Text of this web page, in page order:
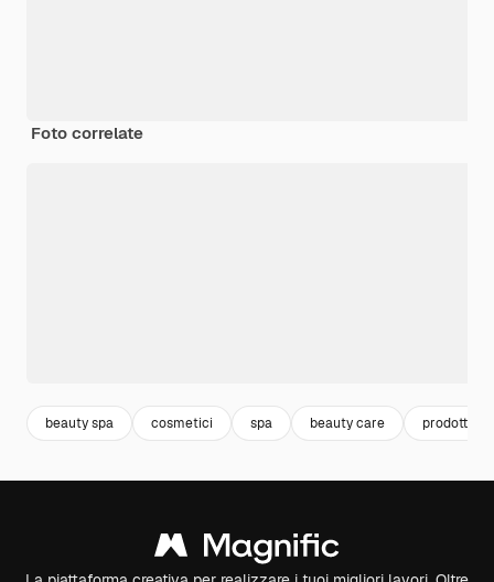
Foto correlate
beauty spa cosmetici spa beauty care prodotti